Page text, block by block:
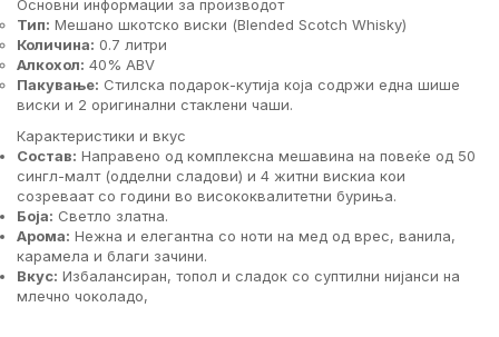
Основни информации за производот
Тип: Мешано шкотско виски (Blended Scotch Whisky)
Количина: 0.7 литри
Алкохол: 40% ABV
Пакување: Стилска подарок-кутија која содржи една шише
виски и 2 оригинални стаклени чаши.
Карактеристики и вкус
Состав: Направено од комплексна мешавина на повеќе од 50
сингл-малт (одделни сладови) и 4 житни вискиа кои
созреваат со години во висококвалитетни буриња.
Боја: Светло златна.
Арома: Нежна и елегантна со ноти на мед од врес, ванила,
карамела и благи зачини.
Вкус: Избалансиран, топол и сладок со суптилни нијанси на
млечно чоколадо,